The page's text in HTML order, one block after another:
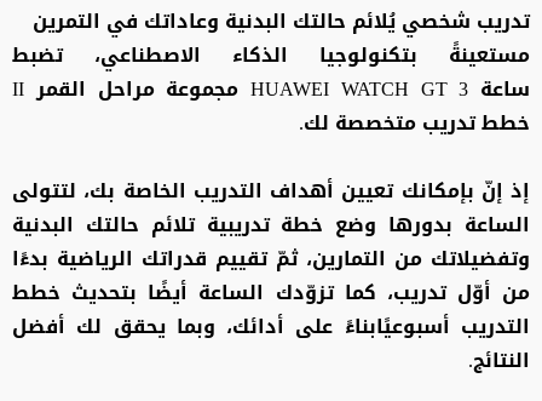
تدريب شخصي يُلائم حالتك البدنية وعاداتك في التمرين
مستعينةً بتكنولوجيا الذكاء الاصطناعي، تضبط
ساعة HUAWEI WATCH GT 3 مجموعة مراحل القمر II
خطط تدريب متخصصة لك.
إذ إنّ بإمكانك تعيين أهداف التدريب الخاصة بك، لتتولى
الساعة بدورها وضع خطة تدريبية تلائم حالتك البدنية
وتفضيلاتك من التمارين، ثمّ تقييم قدراتك الرياضية بدءًا
من أوّل تدريب، كما تزوّدك الساعة أيضًا بتحديث خطط
التدريب أسبوعيًابناءً على أدائك، وبما يحقق لك أفضل
النتائج.